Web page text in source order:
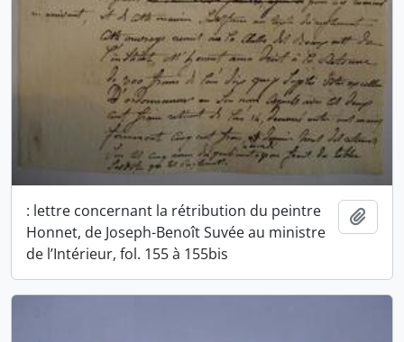
: lettre concernant la rétribution du peintre
Honnet, de Joseph-Benoît Suvée au ministre
de l’Intérieur, fol. 155 à 155bis